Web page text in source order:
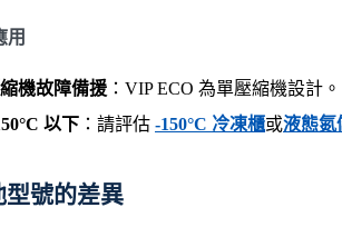
用
機故障備援 ：VIP ECO 為單壓縮機設計
以下 ：請評估 -150°C 冷凍櫃或液態氮
型號的差異